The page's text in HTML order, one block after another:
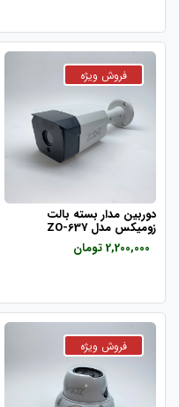
دوربین مدار بسته بالت
زومیکس مدل ZO-637
2,200,000 تومان